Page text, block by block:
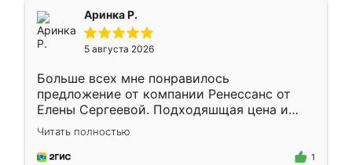
Аринка Р.
5 августа 2026
Больше всех мне понравилось
предложение от компании Ренессанс от
Елены Сергеевой. Подходяшщая цена и
короткие сроки изготовления. Приехавший
для замера сотрудник Владислав
предложил по моему эскизу самый
Читать полностью
1